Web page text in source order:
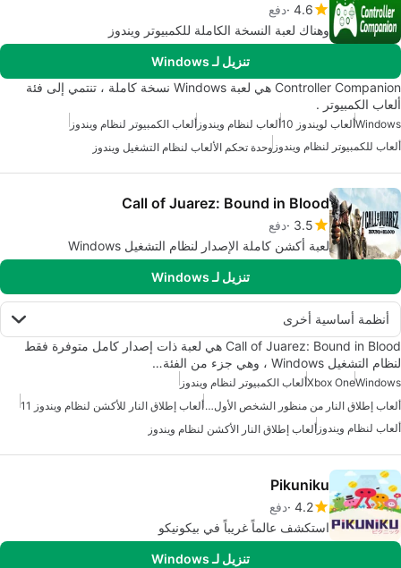
4.6 دفع
وهناك لعبة النسخة الكاملة للكمبيوتر ويندوز
تنزيل لـ Windows
Controller Companion هي لعبة Windows نسخة كاملة ، تنتمي إلى فئة
ألعاب الكمبيوتر .
Windowsألعاب لويندوز 10 ألعاب لنظام ويندوز ألعاب الكمبيوتر لنظام ويندوز
ألعاب للكمبيوتر لنظام ويندوز وحدة تحكم الألعاب لنظام التشغيل ويندوز
Call of Juarez: Bound in Blood
3.5 دفع
لعبة أكشن كاملة الإصدار لنظام التشغيل Windows
تنزيل لـ Windows
أنظمة أساسية أخرى
Call of Juarez: Bound in Blood هي لعبة ذات إصدار كامل متوفرة فقط
لنظام التشغيل Windows ، وهي جزء من الفئة…
Windows
Xbox Oneألعاب الكمبيوتر لنظام ويندوز
ألعاب إطلاق النار من منظور الشخص الأول لويندوزألعاب إطلاق النار للأكشن لنظام ويندوز 11
ألعاب لنظام ويندوز ألعاب إطلاق النار الأكشن لنظام ويندوز
Pikuniku
4.2 دفع
استكشف عالماً غريباً في بيكونيكو
تنزيل لـ Windows